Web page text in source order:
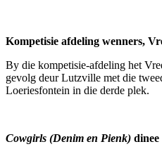
Kompetisie afdeling wenners,
By die kompetisie-afdeling het
gevolg deur Lutzville met die
Loeriesfontein in die derde plek.
Cowgirls (Denim en Pienk) dinee